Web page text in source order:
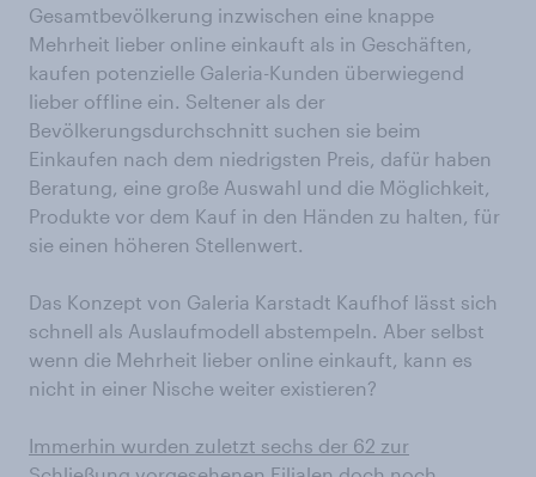
Gesamtbevölkerung inzwischen eine knappe
Mehrheit lieber online einkauft als in Geschäften,
kaufen potenzielle Galeria-Kunden überwiegend
lieber offline ein. Seltener als der
Bevölkerungsdurchschnitt suchen sie beim
Einkaufen nach dem niedrigsten Preis, dafür haben
Beratung, eine große Auswahl und die Möglichkeit,
Produkte vor dem Kauf in den Händen zu halten, für
sie einen höheren Stellenwert.
Das Konzept von Galeria Karstadt Kaufhof lässt sich
schnell als Auslaufmodell abstempeln. Aber selbst
wenn die Mehrheit lieber online einkauft, kann es
nicht in einer Nische weiter existieren?
Immerhin wurden zuletzt sechs der 62 zur